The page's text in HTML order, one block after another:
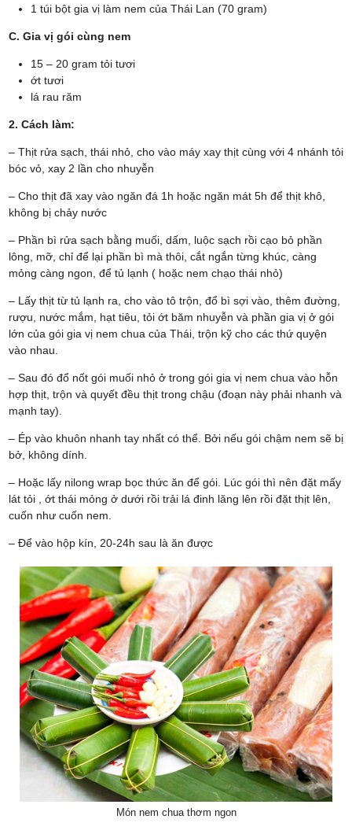
1 túi bột gia vị làm nem của Thái Lan (70 gram)
C. Gia vị gói cùng nem
15 – 20 gram tỏi tươi
ớt tươi
lá rau răm
2. Cách làm:
– Thịt rửa sạch, thái nhỏ, cho vào máy xay thịt cùng với 4 nhánh tỏi
bóc vỏ, xay 2 lần cho nhuyễn
– Cho thịt đã xay vào ngăn đá 1h hoặc ngăn mát 5h để thịt khô,
không bị chảy nước
– Phần bì rửa sạch bằng muối, dấm, luộc sạch rồi cạo bỏ phần
lông, mỡ, chỉ để lại phần bì mà thôi, cắt ngắn từng khúc, càng
mỏng càng ngon, để tủ lạnh ( hoặc nem chạo thái nhỏ)
– Lấy thịt từ tủ lạnh ra, cho vào tô trộn, đổ bì sợi vào, thêm đường,
rượu, nước mắm, hạt tiêu, tỏi ớt băm nhuyễn và phần gia vị ở gói
lớn của gói gia vị nem chua của Thái, trộn kỹ cho các thứ quyện
vào nhau.
– Sau đó đổ nốt gói muối nhỏ ở trong gói gia vị nem chua vào hỗn
hợp thịt, trộn và quyết đều thịt trong chậu (đoạn này phải nhanh và
mạnh tay).
– Ép vào khuôn nhanh tay nhất có thể. Bởi nếu gói chậm nem sẽ bị
bở, không dính.
– Hoặc lấy nilong wrap bọc thức ăn để gói. Lúc gói thì nên đặt mấy
lát tỏi , ớt thái mỏng ở dưới rồi trải lá đinh lăng lên rồi đặt thịt lên,
cuốn như cuốn nem.
– Để vào hộp kín, 20-24h sau là ăn được
Món nem chua thơm ngon